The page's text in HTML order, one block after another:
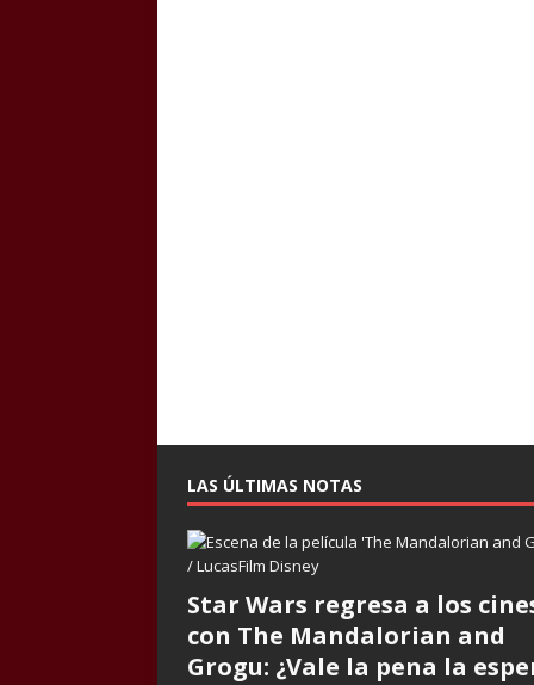
LAS ÚLTIMAS NOTAS
Star Wars regresa a los
con The Mandalorian and
Grogu: ¿Vale la pena la